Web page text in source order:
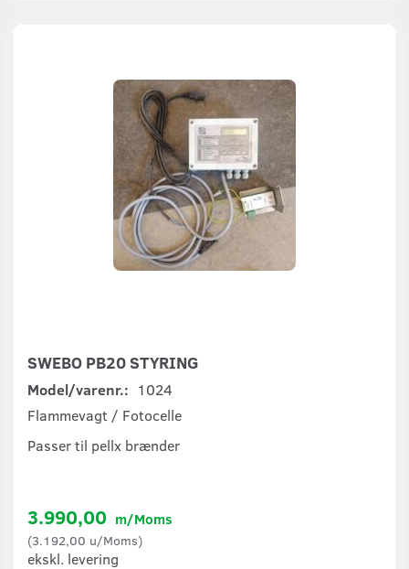
SWEBO PB20 STYRING
Model/varenr.: 1024
Flammevagt / Fotocelle
Passer til pellx brænder
3.990,00 m/Moms
(3.192,00 u/Moms)
ekskl. levering